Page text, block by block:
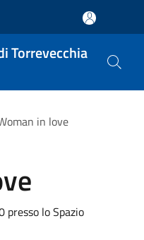
Torrevecchia
in love
presso lo Spazio